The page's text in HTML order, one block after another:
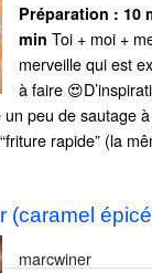
Préparation : 10
min Toi + moi +
merveille qui est
à faire
peu de sautage
rapide” (la
(caramel
marcwiner